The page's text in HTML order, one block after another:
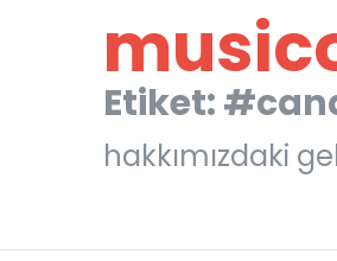
Etiket:
hakkımızdaki